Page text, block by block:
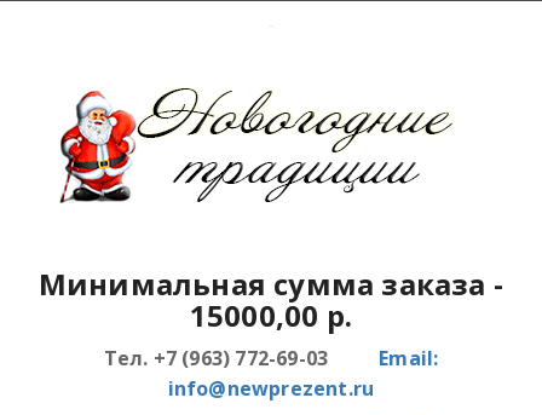
Минимальная сумма заказа -
15000,00 р.
Тел. +7 (963) 772-69-03 Email:
info@newprezent.ru